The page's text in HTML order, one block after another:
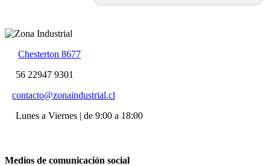
Chesterton 8677
56 22947 9301
contacto@zonaindustrial.cl
Lunes a Viernes | de 9:00 a 18:00
Medios de comunicación social